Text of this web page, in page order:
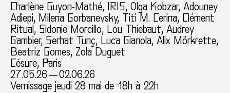
Charlène Guyon-Mathé, IRIS, Olga Kobzar, Adouney
Adiepi, Milena Gorbanevsky, Titi M. Cerina, Clément
Ritual, Sidonie Morcillo, Lou Thiebaut, Audrey
Gambier, Serhat Tunç, Luca Gianola, Alix Mörkrette,
Beatriz Gomes, Zola Duguet
Césure, Paris
27.05.26 — 02.06.26
Vernissage jeudi 28 mai de 18h à 22h